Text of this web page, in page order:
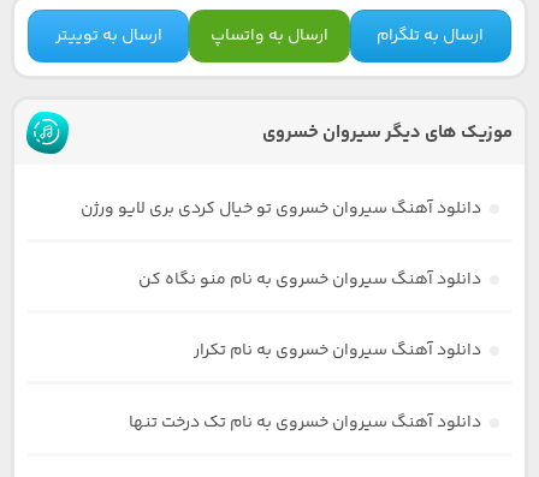
ارسال به تلگرام ارسال به واتساپ ارسال به توییتر
موزیک های دیگر سیروان خسروی
دانلود آهنگ سیروان خسروی تو خیال کردی بری لایو ورژن
دانلود آهنگ سیروان خسروی به نام منو نگاه کن
دانلود آهنگ سیروان خسروی به نام تکرار
دانلود آهنگ سیروان خسروی به نام تک درخت تنها